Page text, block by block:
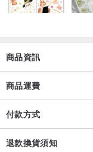
商品資訊
商品運費
付款方式
退款換貨須知